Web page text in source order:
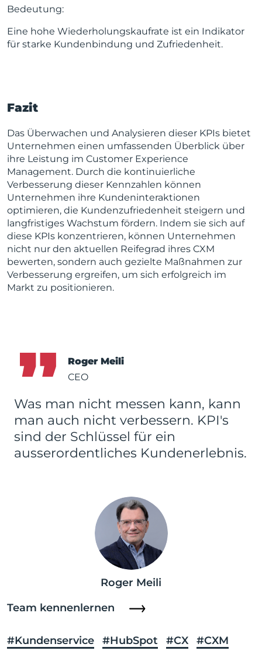
Roger Meili
Team kennenlernen
#Kundenservice #HubSpot #CX #CXM
Bedeutung:
Eine hohe Wiederholungskaufrate ist ein Indikator
für starke Kundenbindung und Zufriedenheit.
Fazit
Das Überwachen und Analysieren dieser KPIs bietet
Unternehmen einen umfassenden Überblick über
ihre Leistung im Customer Experience
Management. Durch die kontinuierliche
Verbesserung dieser Kennzahlen können
Unternehmen ihre Kundeninteraktionen
optimieren, die Kundenzufriedenheit steigern und
langfristiges Wachstum fördern. Indem sie sich auf
diese KPIs konzentrieren, können Unternehmen
nicht nur den aktuellen Reifegrad ihres CXM
bewerten, sondern auch gezielte Maßnahmen zur
Verbesserung ergreifen, um sich erfolgreich im
Markt zu positionieren.
Roger Meili
CEO
Was man nicht messen kann, kann
man auch nicht verbessern. KPI's
sind der Schlüssel für ein
ausserordentliches Kundenerlebnis.